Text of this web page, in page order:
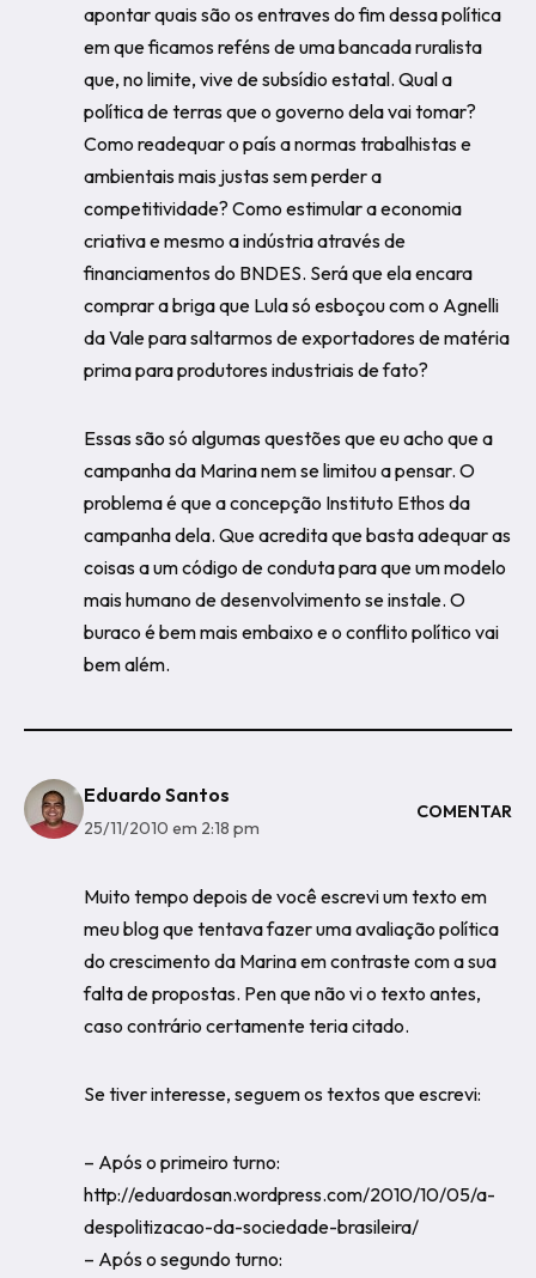
apontar quais são os entraves do fim dessa política
em que ficamos reféns de uma bancada ruralista
que, no limite, vive de subsídio estatal. Qual a
política de terras que o governo dela vai tomar?
Como readequar o país a normas trabalhistas e
ambientais mais justas sem perder a
competitividade? Como estimular a economia
criativa e mesmo a indústria através de
financiamentos do BNDES. Será que ela encara
comprar a briga que Lula só esboçou com o Agnelli
da Vale para saltarmos de exportadores de matéria
prima para produtores industriais de fato?
Essas são só algumas questões que eu acho que a
campanha da Marina nem se limitou a pensar. O
problema é que a concepção Instituto Ethos da
campanha dela. Que acredita que basta adequar as
coisas a um código de conduta para que um modelo
mais humano de desenvolvimento se instale. O
buraco é bem mais embaixo e o conflito político vai
bem além.
Eduardo Santos
25/11/2010 em 2:18 pm
COMENTAR
Muito tempo depois de você escrevi um texto em
meu blog que tentava fazer uma avaliação política
do crescimento da Marina em contraste com a sua
falta de propostas. Pen que não vi o texto antes,
caso contrário certamente teria citado.
Se tiver interesse, seguem os textos que escrevi:
– Após o primeiro turno:
http://eduardosan.wordpress.com/2010/10/05/a-
despolitizacao-da-sociedade-brasileira/
– Após o segundo turno: